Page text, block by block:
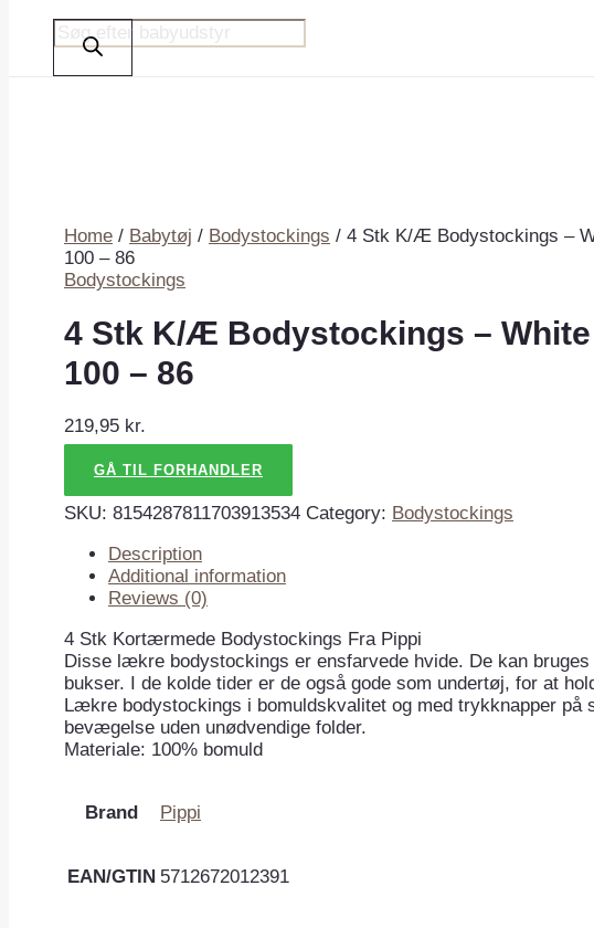
Products
search
Home / Babytøj / Bodystockings / 4 Stk K/Æ Bodystockings –
100 – 86
Bodystockings
4 Stk K/Æ Bodystockings – White
100 – 86
219,95 kr.
GÅ TIL FORHANDLER
SKU: 8154287811703913534 Category: Bodystockings
Description
Additional information
Reviews (0)
4 Stk Kortærmede Bodystockings Fra Pippi
Disse lækre bodystockings er ensfarvede hvide. De kan
bukser. I de kolde tider er de også gode som undertøj, for at
Lækre bodystockings i bomuldskvalitet og med trykknapper på
bevægelse uden unødvendige folder.
Materiale: 100% bomuld
Brand Pippi
EAN/GTIN 5712672012391